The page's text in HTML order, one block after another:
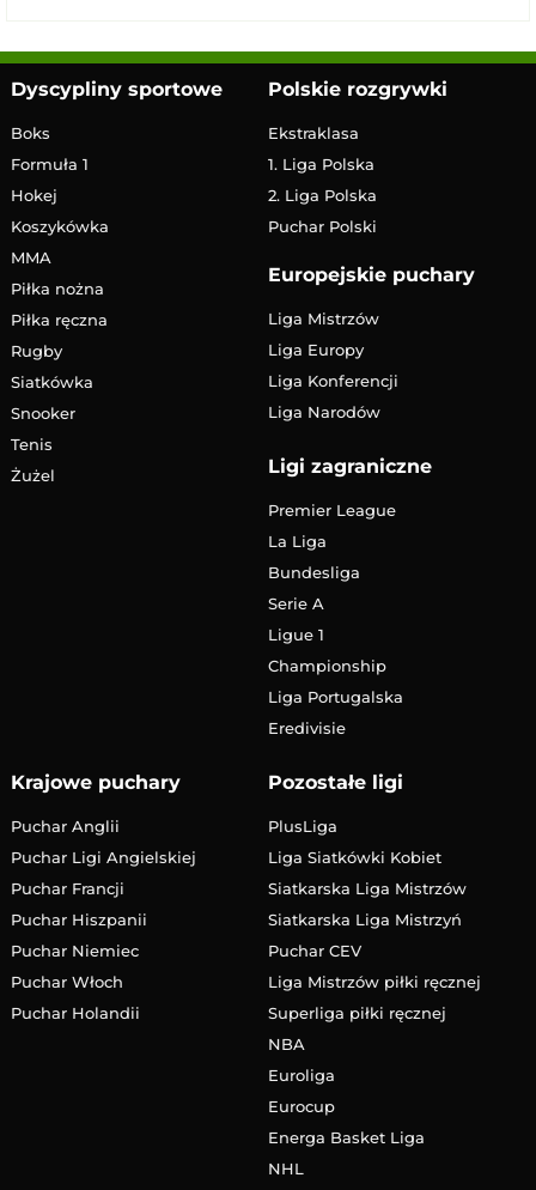
Dyscypliny sportowe
Boks
Formuła 1
Hokej
Koszykówka
MMA
Piłka nożna
Piłka ręczna
Rugby
Siatkówka
Snooker
Tenis
Żużel
Polskie rozgrywki
Ekstraklasa
1. Liga Polska
2. Liga Polska
Puchar Polski
Europejskie puchary
Liga Mistrzów
Liga Europy
Liga Konferencji
Liga Narodów
Ligi zagraniczne
Premier League
La Liga
Bundesliga
Serie A
Ligue 1
Championship
Liga Portugalska
Eredivisie
Krajowe puchary
Puchar Anglii
Puchar Ligi Angielskiej
Puchar Francji
Puchar Hiszpanii
Puchar Niemiec
Puchar Włoch
Puchar Holandii
Pozostałe ligi
PlusLiga
Liga Siatkówki Kobiet
Siatkarska Liga Mistrzów
Siatkarska Liga Mistrzyń
Puchar CEV
Liga Mistrzów piłki ręcznej
Superliga piłki ręcznej
NBA
Euroliga
Eurocup
Energa Basket Liga
NHL